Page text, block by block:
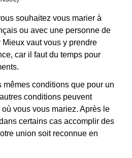
souhaitez vous marier à
ou avec une personne de
vaut vous y prendre
car il faut du temps pour
mêmes conditions que pour un
conditions peuvent
vous vous mariez. Après le
certains cas accomplir des
union soit reconnue en